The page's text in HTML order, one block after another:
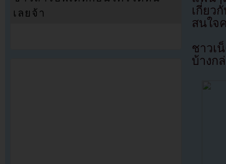
เกี่ยว
สนใจ
ชาว
บ้างก
เลยจ้า